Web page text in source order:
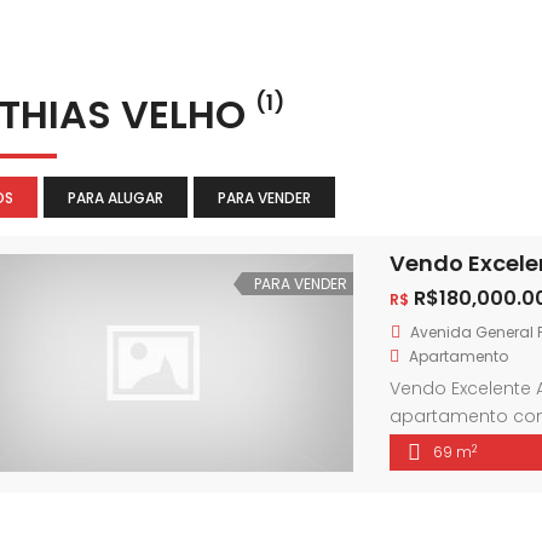
VELHO (1)
PARA ALUGAR PARA VENDER
PARA VENDER
R$
Avenida General
Apartamento
Vendo
apartamento
Flores da
Apartamento
69 m2